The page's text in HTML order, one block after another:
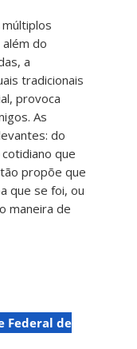
do
a
tradicionais
provoca
As
do
que
propõe que
que se foi, ou
maneira de
Federal de